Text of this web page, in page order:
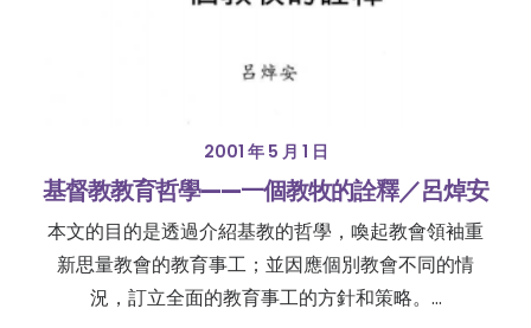
2001 年 5 月 1 日
基督教教育哲學——一個教牧的詮釋／呂焯安
本文的目的是透過介紹基教的哲學，喚起教會領袖重
新思量教會的教育事工；並因應個別教會不同的情
況，訂立全面的教育事工的方針和策略。…